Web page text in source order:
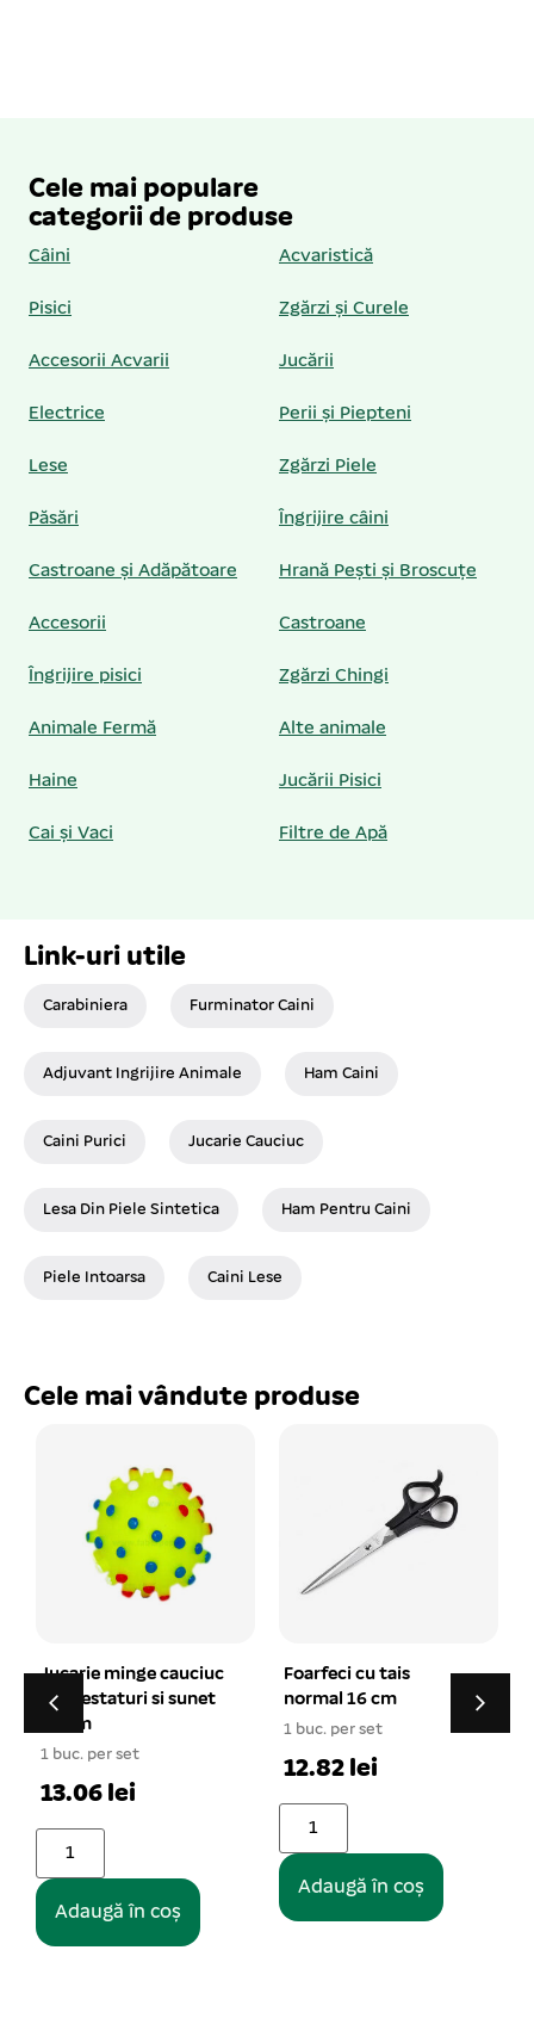
Cele mai populare
categorii de produse
Câini Acvaristică
Pisici Zgărzi și Curele
Accesorii Acvarii Jucării
Electrice Perii și Piepteni
Lese Zgărzi Piele
Păsări Îngrijire câini
Castroane și Adăpătoare Hrană Pești și Broscuțe
Accesorii Castroane
Îngrijire pisici Zgărzi Chingi
Animale Fermă Alte animale
Haine Jucării Pisici
Cai și Vaci Filtre de Apă
Link-uri utile
Carabiniera Furminator Caini
Adjuvant Ingrijire Animale Ham Caini
Caini Purici Jucarie Cauciuc
Lesa Din Piele Sintetica Ham Pentru Caini
Piele Intoarsa Caini Lese
Cele mai vândute produse
Foarfeci cu tais
normal 16 cm
1 buc. per set
12.82 lei
Adaugă în coș
Zgarda din piele cu
pasla nr. 00 negru
1x29cm
5 buc. per set
Adaugă în coș